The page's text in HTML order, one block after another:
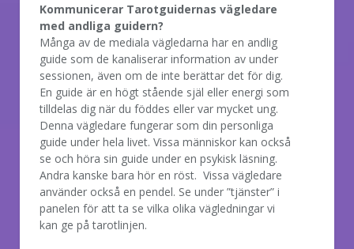
Kommunicerar Tarotguidernas vägledare
med andliga guidern?
Många av de mediala vägledarna har en andlig
guide som de kanaliserar information av under
sessionen, även om de inte berättar det för dig.
En guide är en högt stående själ eller energi som
tilldelas dig när du föddes eller var mycket ung.
Denna vägledare fungerar som din personliga
guide under hela livet. Vissa människor kan också
se och höra sin guide under en psykisk läsning.
Andra kanske bara hör en röst. Vissa vägledare
använder också en pendel. Se under ”tjänster” i
panelen för att ta se vilka olika vägledningar vi
kan ge på tarotlinjen.